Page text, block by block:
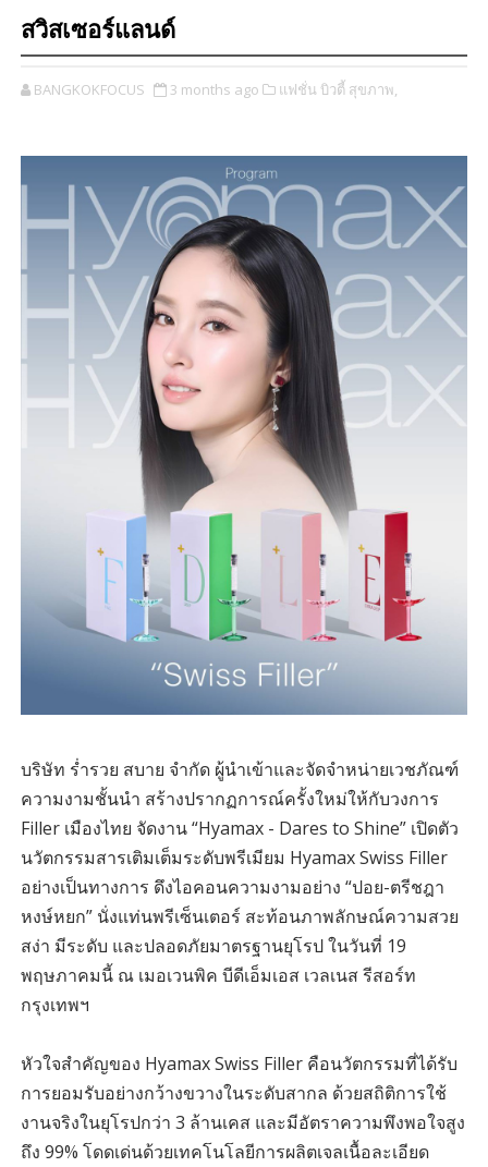
สวิสเซอร์แลนด์
BANGKOKFOCUS 3 months ago แฟชั่น บิวตี้ สุขภาพ,
บริษัท ร่ำรวย สบาย จำกัด ผู้นำเข้าและจัดจำหน่ายเวชภัณฑ์
ความงามชั้นนำ สร้างปรากฏการณ์ครั้งใหม่ให้กับวงการ
Filler เมืองไทย จัดงาน “Hyamax - Dares to Shine” เปิดตัว
นวัตกรรมสารเติมเต็มระดับพรีเมียม Hyamax Swiss Filler
อย่างเป็นทางการ ดึงไอคอนความงามอย่าง “ปอย-ตรีชฎา
หงษ์หยก” นั่งแท่นพรีเซ็นเตอร์ สะท้อนภาพลักษณ์ความสวย
สง่า มีระดับ และปลอดภัยมาตรฐานยุโรป ในวันที่ 19
พฤษภาคมนี้ ณ เมอเวนพิค บีดีเอ็มเอส เวลเนส รีสอร์ท
กรุงเทพฯ
หัวใจสำคัญของ Hyamax Swiss Filler คือนวัตกรรมที่ได้รับ
การยอมรับอย่างกว้างขวางในระดับสากล ด้วยสถิติการใช้
งานจริงในยุโรปกว่า 3 ล้านเคส และมีอัตราความพึงพอใจสูง
ถึง 99% โดดเด่นด้วยเทคโนโลยีการผลิตเจลเนื้อละเอียด